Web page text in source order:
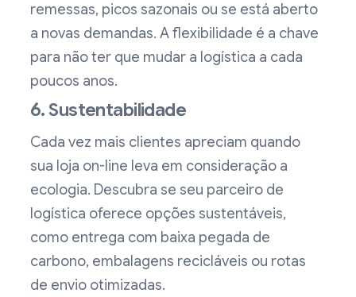
remessas, picos sazonais ou se está aberto
a novas demandas. A flexibilidade é a chave
para não ter que mudar a logística a cada
poucos anos.
6. Sustentabilidade
Cada vez mais clientes apreciam quando
sua loja on-line leva em consideração a
ecologia. Descubra se seu parceiro de
logística oferece opções sustentáveis,
como entrega com baixa pegada de
carbono, embalagens recicláveis ou rotas
de envio otimizadas.